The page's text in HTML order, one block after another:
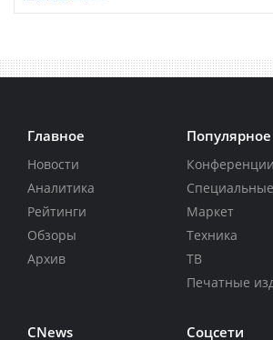
Главное
Новости
Аналитика
Рейтинги
Обзоры
Архив
Популярное
Конференции
Маркет
Техника
ТВ
Печатные
CNews Соцсети